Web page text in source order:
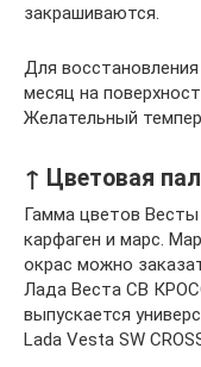
закрашиваются.
Для
месяц на
Желательный
↑ Цветовая
Гамма цветов
карфаген и марс.
окрас можно
Лада Веста СВ
выпускается
Lada Vesta SW